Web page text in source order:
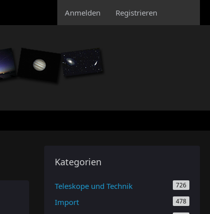
Anmelden Registrieren
Kategorien
Teleskope und Technik 726
Import 478